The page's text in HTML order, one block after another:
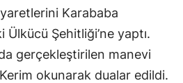
Karababa
Ülkücü Şehitliği’ne yaptı.
gerçekleştirilen manevi
okunarak dualar edildi.